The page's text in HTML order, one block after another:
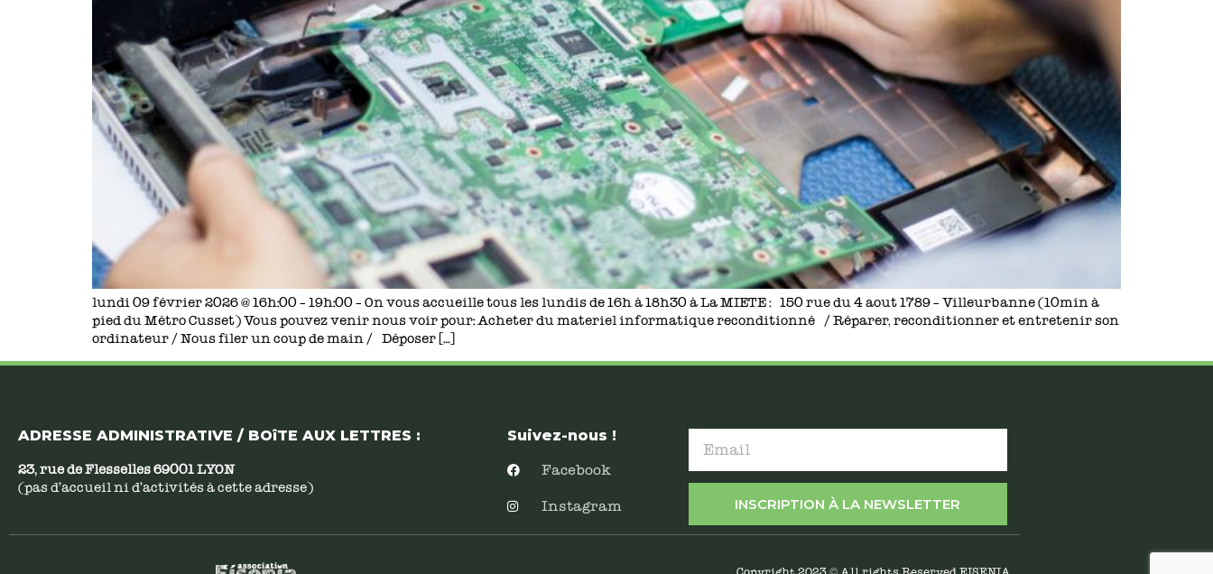
lundi 09 février 2026 @ 16h:00 – 19h:00 – On vous accueille tous les lundis de 16h à 18h30 à La MIETE : 150 rue du 4 aout 1789 – Villeurbanne (10min à
pied du Métro Cusset) Vous pouvez venir nous voir pour: Acheter du materiel informatique reconditionné / Réparer, reconditionner et entretenir son
ordinateur / Nous filer un coup de main / Déposer […]
ADRESSE ADMINISTRATIVE / BOîTE AUX LETTRES :
23, rue de Flesselles 69001 LYON
(pas d’accueil ni d’activités à cette adresse)
Suivez-nous !
Facebook
Instagram INSCRIPTION À LA NEWSLETTER